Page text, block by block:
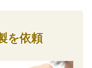
を依頼